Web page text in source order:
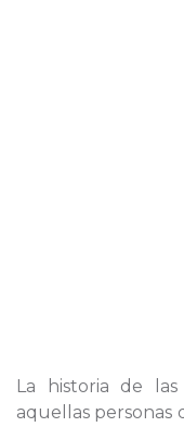
La historia de las
aquellas personas